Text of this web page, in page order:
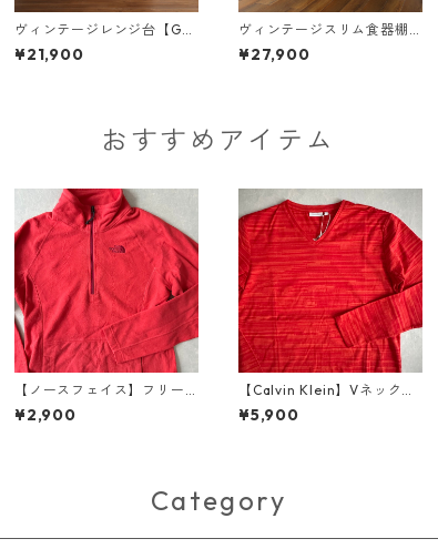
ヴィンテージレンジ台【GC
K-90R】
¥21,900
ヴィンテージスリム食器棚
【GCK-1860】
¥27,900
おすすめアイテム
【ノースフェイス】フリー
スジップアップブルゾン オ
レンジ S 古着 レディース
¥2,900
【Calvin Klein】Vネックボ
ーダーロングスリーブカッ
トソー長袖Tシャツ ボーダー
¥5,900
Category